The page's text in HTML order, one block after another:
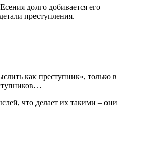
долго добивается его
преступления.
как преступник», только в
что делает их такими – они